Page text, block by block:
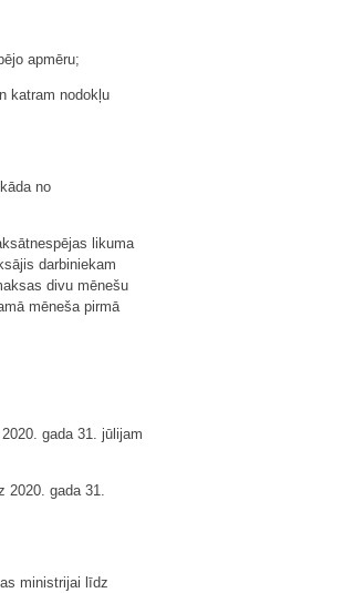
apmēru;
katram nodokļu
no
likuma
darbiniekam
divu mēnešu
mēneša pirmā
gada 31. jūlijam
2020. gada 31.
ministrijai līdz